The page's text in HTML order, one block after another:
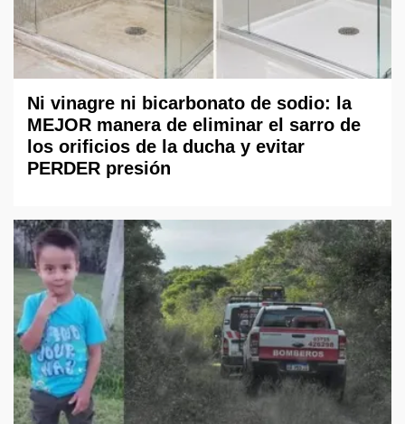
Ni vinagre ni bicarbonato de sodio: la
MEJOR manera de eliminar el sarro de
los orificios de la ducha y evitar
PERDER presión